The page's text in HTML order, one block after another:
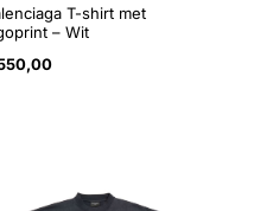
T-shirt met
– Wit